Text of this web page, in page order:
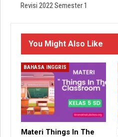
Revisi 2022 Semester 1
You Might Also Like
BAHASA INGGRIS
Materi Things In The